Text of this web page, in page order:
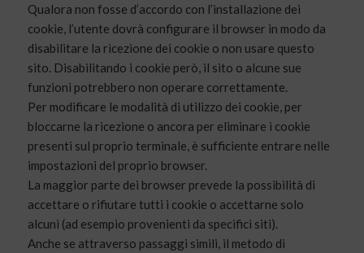
Qualora non fosse d’accordo con l’installazione dei
cookie, l’utente dovrà configurare il browser in modo da
disabilitare la ricezione dei cookie o non usare questo
sito. Disabilitando i cookie però, il sito o alcune sue
funzioni potrebbero non operare correttamente.
Per modificare le modalità di utilizzo dei cookie, per
bloccarne la ricezione o ancora per eliminare i cookie
presenti sul proprio terminale, è sufficiente entrare nelle
impostazioni del proprio browser.
La maggior parte dei browser prevede la possibilità di
accettare o rifiutare tutti i cookie o accettarne solo
alcuni (ad esempio provenienti da specifici siti).
Anche se attraverso passaggi simili, il metodo di